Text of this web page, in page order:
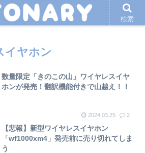
イヤホン
数量限定「きのこの山」ワイヤレスイヤ
ホンが発売！翻訳機能付きで山越え！！
2024.03.25 2
【悲報】新型ワイヤレスイヤホン
「wf1000xm4」発売前に売り切れてしま
う
検索